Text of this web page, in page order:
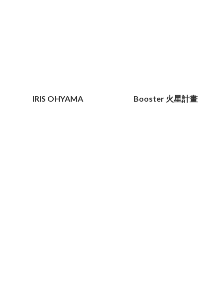
IRIS OHYAMA Booster 火星計畫